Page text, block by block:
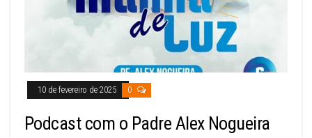
10 de fevereiro de 2025 0
Podcast com o Padre Alex Nogueira